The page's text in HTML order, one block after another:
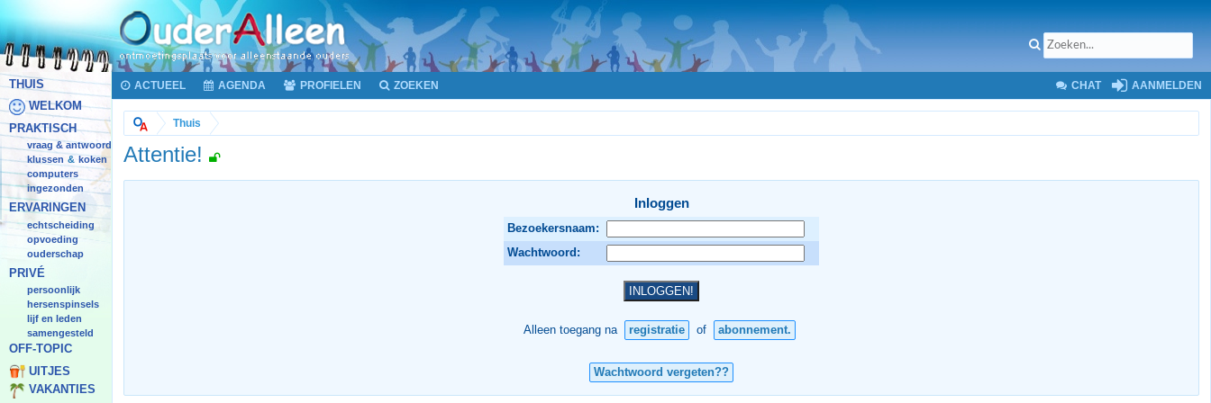
THUIS
WELKOM
PRAKTISCH
vraag & antwoord
klussen & koken
computers
ingezonden
ERVARINGEN
echtscheiding
opvoeding
ouderschap
PRIVÉ
persoonlijk
hersenspinsels
lijf en leden
samengesteld
OFF-TOPIC
UITJES
VAKANTIES
ACTUEEL AGENDA PROFIELEN ZOEKEN CHAT AANMELDEN
Thuis
Attentie!
Inloggen
Bezoekersnaam:
Wachtwoord:
Alleen toegang na registratie of abonnement.
Wachtwoord vergeten??